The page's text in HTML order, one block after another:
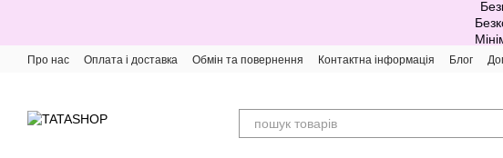
Про нас Оплата і доставка Обмін та повернення Контактна інформація Блог